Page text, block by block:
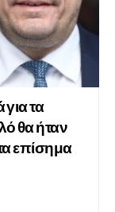
τα
θα ήταν
επίσημα